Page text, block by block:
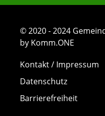
© 2020 - 2024
by Komm.ONE
Kontakt / Impressum
Datenschutz
Barrierefreiheit